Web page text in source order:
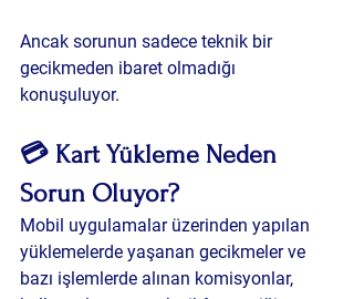
Ancak sorunun sadece teknik bir
gecikmeden ibaret olmadığı
konuşuluyor.
💳 Kart Yükleme Neden
Sorun Oluyor?
Mobil uygulamalar üzerinden yapılan
yüklemelerde yaşanan gecikmeler ve
bazı işlemlerde alınan komisyonlar,